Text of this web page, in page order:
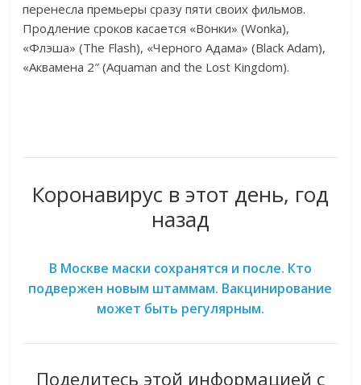
перенесла премьеры сразу пяти своих фильмов.
Продление сроков касается «Вонки» (Wonka),
«Флэша» (The Flash), «Черного Адама» (Black Adam),
«Аквамена 2″ (Aquaman and the Lost Kingdom).
Коронавирус в этот день, год
назад
В Москве маски сохранятся и после. Кто
подвержен новым штаммам. Вакцинирование
может быть регулярным.
Поделитесь этой информацией с